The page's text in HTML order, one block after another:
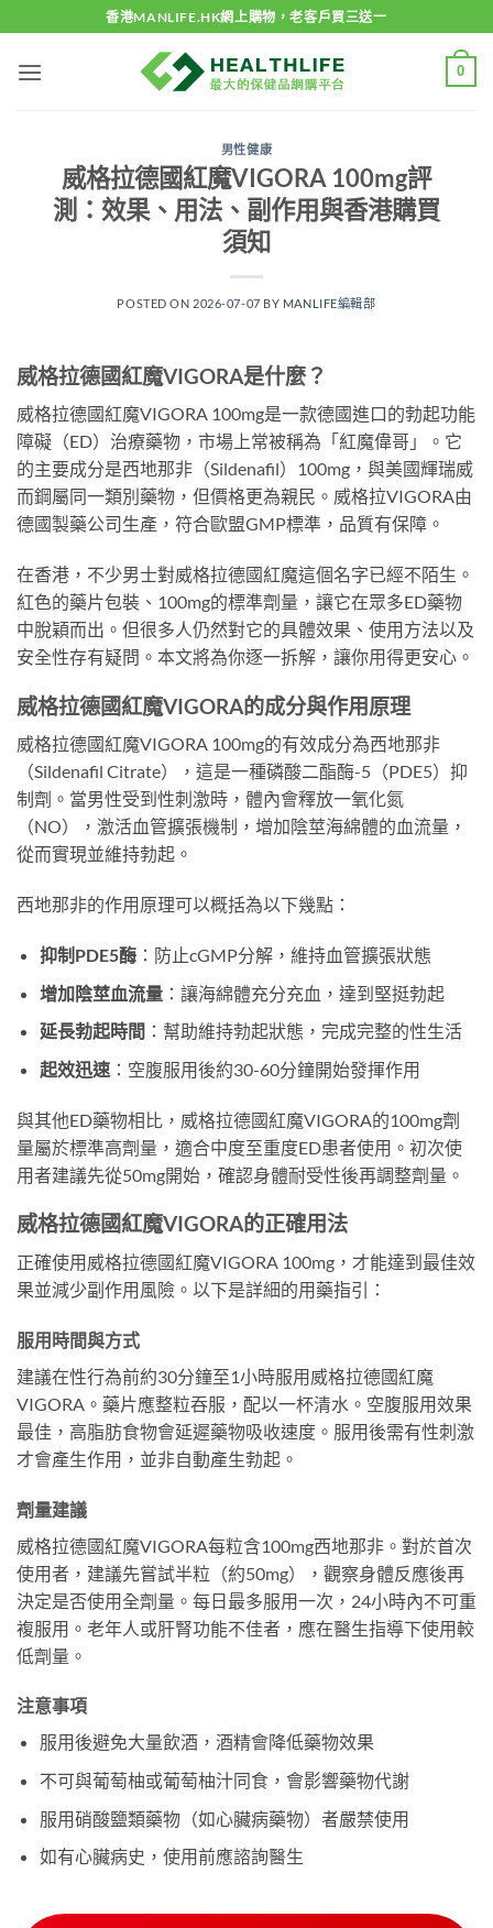
to
content
香港MANLIFE.HK網上購物，老客戶買三送一
0
男性健康
威格拉德國紅魔VIGORA 100mg評
測：效果、用法、副作用與香港購買
須知
POSTED ON 2026-07-07 BY MANLIFE編輯部
威格拉德國紅魔VIGORA是什麼？
威格拉德國紅魔VIGORA 100mg是一款德國進口的勃起功能
障礙（ED）治療藥物，市場上常被稱為「紅魔偉哥」。它
的主要成分是西地那非（Sildenafil）100mg，與美國輝瑞威
而鋼屬同一類別藥物，但價格更為親民。威格拉VIGORA由
德國製藥公司生產，符合歐盟GMP標準，品質有保障。
在香港，不少男士對威格拉德國紅魔這個名字已經不陌生。
紅色的藥片包裝、100mg的標準劑量，讓它在眾多ED藥物
中脫穎而出。但很多人仍然對它的具體效果、使用方法以及
安全性存有疑問。本文將為你逐一拆解，讓你用得更安心。
威格拉德國紅魔VIGORA的成分與作用原理
威格拉德國紅魔VIGORA 100mg的有效成分為西地那非
（Sildenafil Citrate），這是一種磷酸二酯酶-5（PDE5）抑
制劑。當男性受到性刺激時，體內會釋放一氧化氮
（NO），激活血管擴張機制，增加陰莖海綿體的血流量，
從而實現並維持勃起。
西地那非的作用原理可以概括為以下幾點：
抑制PDE5酶：防止cGMP分解，維持血管擴張狀態
增加陰莖血流量：讓海綿體充分充血，達到堅挺勃起
延長勃起時間 ：幫助維持勃起狀態，完成完整的性生活
起效迅速：空腹服用後約30-60分鐘開始發揮作用
與其他ED藥物相比，威格拉德國紅魔VIGORA的100mg劑
量屬於標準高劑量，適合中度至重度ED患者使用。初次使
用者建議先從50mg開始，確認身體耐受性後再調整劑量。
威格拉德國紅魔VIGORA的正確用法
正確使用威格拉德國紅魔VIGORA 100mg，才能達到最佳效
果並減少副作用風險。以下是詳細的用藥指引：
服用時間與方式
建議在性行為前約30分鐘至1小時服用威格拉德國紅魔
VIGORA。藥片應整粒吞服，配以一杯清水。空腹服用效果
最佳，高脂肪食物會延遲藥物吸收速度。服用後需有性刺激
才會產生作用，並非自動產生勃起。
劑量建議
威格拉德國紅魔VIGORA每粒含100mg西地那非。對於首次
使用者，建議先嘗試半粒（約50mg），觀察身體反應後再
決定是否使用全劑量。每日最多服用一次，24小時內不可重
複服用。老年人或肝腎功能不佳者，應在醫生指導下使用較
低劑量。
注意事項
服用後避免大量飲酒，酒精會降低藥物效果
不可與葡萄柚或葡萄柚汁同食，會影響藥物代謝
服用硝酸鹽類藥物（如心臟病藥物）者嚴禁使用
如有心臟病史，使用前應諮詢醫生